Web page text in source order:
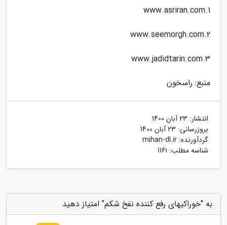
1.www.asriran.com
2.www.seemorgh.com
3.www.jadidtarin.com
منبع: راسخون
انتشار: 23 آبان 1400
بروزرسانی: 23 آبان 1400
گردآورنده: mihan-dl.ir
شناسه مطلب: 1161
به "خوراکیهای رفع کننده نفخ شکم" امتیاز دهید